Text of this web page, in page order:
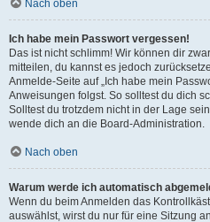
Nach oben
Ich habe mein Passwort vergessen!
Das ist nicht schlimm! Wir können dir
mitteilen, du kannst es jedoch
Anmelde-Seite auf „Ich habe mein
Anweisungen folgst. So solltest du dich
Solltest du trotzdem nicht in der Lage
wende dich an die Board-Administration.
Nach oben
Warum werde ich automatisch
Wenn du beim Anmelden das
auswählst, wirst du nur für eine Sitzung